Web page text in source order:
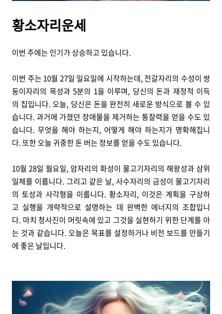
황소자리운세
이번 주에는 인기가 상승하고 있습니다.
이번 주는 10월 27일 일요일에 시작하는데, 전갈자리의 수성이 쌍
둥이자리의 목성과 5분의 1을 이루며, 당신의 돈과 재정적 이득
의 집입니다. 오늘, 당신은 돈을 완전히 새로운 방식으로 볼 수 있
습니다. 과거에 가졌던 장애물을 제거하는 통찰력을 얻을 수도 있
습니다. 무엇을 해야 하는지, 어떻게 해야 하는지가 명확해집니
다. 또한 오늘 귀중한 돈 버는 정보를 얻을 수도 있습니다.
10월 28일 월요일, 암자리의 화성이 물고기자리의 해왕성과 삼위
일체를 이룹니다. 그리고 같은 날, 사수자리의 금성이 물고기자리
의 토성과 사각형을 이룹니다. 황소자리, 이것은 계획을 구상하
고 실행을 개략적으로 설명하는 데 완벽한 에너지의 조합입니
다. 마치 청사진이 머릿속에 있고 그것을 실현하기 위한 단계를 아
는 것과 같습니다. 오늘은 목표를 설정하거나 비전 보드를 만들기
에 좋은 날입니다.